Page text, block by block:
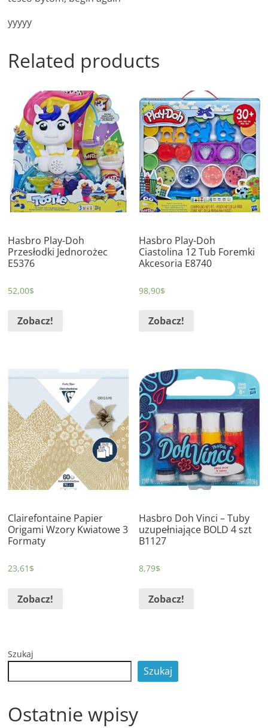
yyyyy
Related products
Hasbro Play-Doh
Przesłodki Jednorożec
E5376
52,00$
Zobacz!
Hasbro Play-Doh
Ciastolina 12 Tub Foremki
Akcesoria E8740
98,90$
Zobacz!
Clairefontaine Papier
Origami Wzory Kwiatowe 3
Formaty
23,61 $
Zobacz!
Hasbro Doh Vinci – Tuby
uzupełniające BOLD 4 szt
B1127
8,79$
Zobacz!
Szukaj
Szukaj
Ostatnie wpisy